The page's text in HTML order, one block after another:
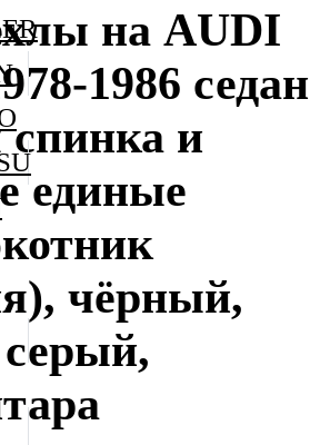
на AUDI
1986 седан
спинка и
единые
чёрный,
серый,